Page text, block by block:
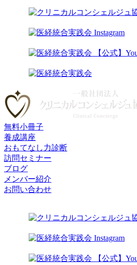
無料小冊子
養成講座
おもてなし力診断
訪問セミナー
ブログ
メンバー紹介
お問い合わせ